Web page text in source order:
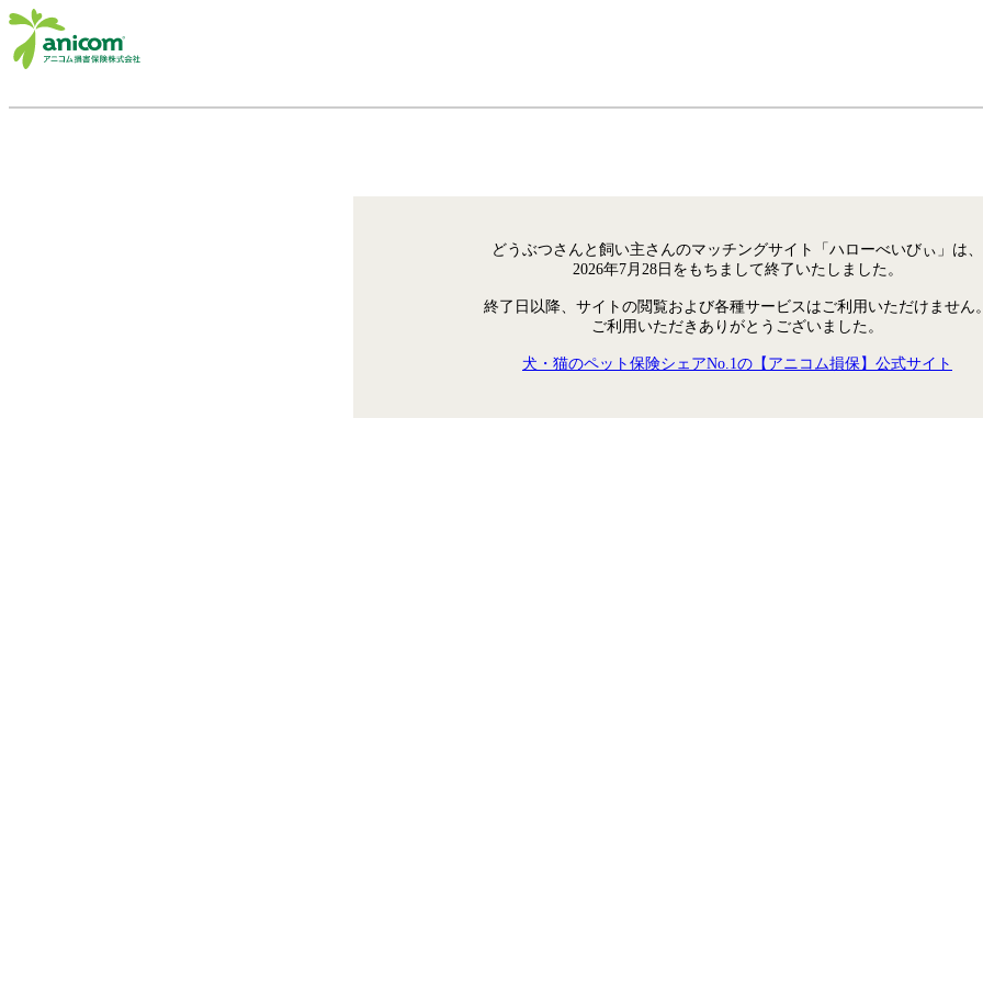
どうぶつさんと飼い主さんのマッチングサイト「ハローべいびぃ」は、
2026年7月28日をもちまして終了いたしました。
終了日以降、サイトの閲覧および各種サービスはご利用いただけません
ご利用いただきありがとうございました。
犬・猫のペット保険シェアNo.1の【アニコム損保】公式サイト